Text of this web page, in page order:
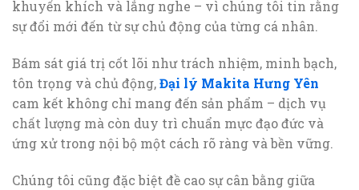
khuyến khích và lắng nghe – vì chúng tôi tin rằng
sự đổi mới đến từ sự chủ động của từng cá nhân.
Bám sát giá trị cốt lõi như trách nhiệm, minh bạch,
tôn trọng và chủ động,Đại lý Makita Hưng Yên
cam kết không chỉ mang đến sản phẩm – dịch vụ
chất lượng mà còn duy trì chuẩn mực đạo đức và
ứng xử trong nội bộ một cách rõ ràng và bền vững.
Chúng tôi cũng đặc biệt đề cao sự cân bằng giữa